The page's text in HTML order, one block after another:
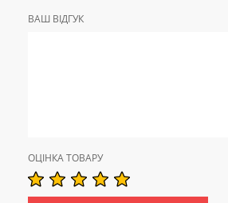
ВАШ ВІДГУК
ОЦІНКА ТОВАРУ